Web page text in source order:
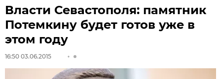
Власти Севастополя: памятник
Потемкину будет готов уже в
этом году
16:50 03.06.2015